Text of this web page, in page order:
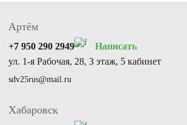
Артём
+7 950 290 2949
Написать
ул. 1-я Рабочая, 28, 3 этаж, 5 кабинет
sdv25rus@mail.ru
Хабаровск